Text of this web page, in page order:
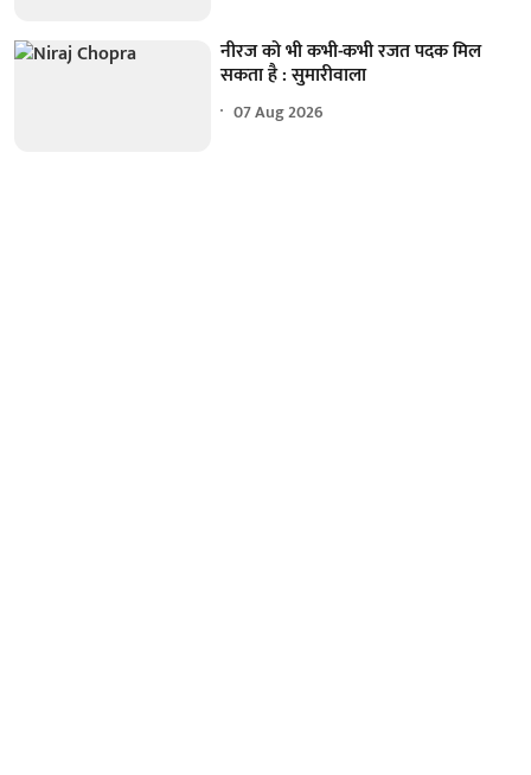
नीरज को भी कभी-कभी रजत पदक मिल
सकता है : सुमारीवाला
07 Aug 2026